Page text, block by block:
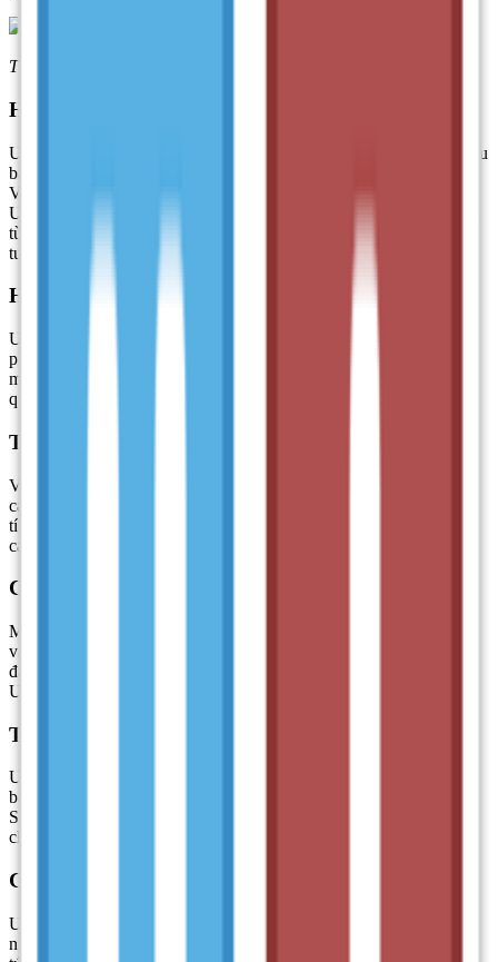
Tính năng ưu Việt phần mềm Unikey
Hỗ trợ đa dạng bảng mã tiếng Việt
UniKey không chỉ giới hạn ở bảng mã Unicode mà còn hỗ trợ nhiều
bảng mã truyền thống và đặc thù khác như: TCVN3 (ABC), VNI,
VIQR, VPS, VISCII, BK HCM1, BK HCM2, UTF-8 Literal, và
Unicode tổ hợp. Điều này giúp bạn có thể làm việc với các văn bản
từ nhiều nguồn dữ liệu khác nhau mà không gặp phải vấn đề về
tương thích hay định dạng chữ.
Hai phương pháp gõ tiếng việt phổ biến
UniKey cung cấp cho người dùng hai phương pháp gõ tiếng Việt
phổ biến là Telex và VNI. Bên cạnh đó, nếu bạn có nhu cầu, phần
mềm còn cho phép định nghĩa kiểu gõ riêng để phù hợp với thói
quen cá nhân, mang lại trải nghiệm gõ văn bản cực kỳ linh hoạt.
Tính năng gõ tắt (shortcut) tiện lợi
Với tính năng gõ tắt (shortcut), UniKey cho phép bạn định nghĩa
các từ viết tắt để soạn thảo văn bản nhanh chóng hơn. Đây là một
tính năng rất hữu ích đối với những người thường xuyên phải gõ
các từ hoặc cụm từ dài, tiết kiệm thời gian và công sức đáng kể.
Chuyển mã văn bản giữa các bảng mã
Một điểm mạnh nổi bật của UniKey chính là khả năng chuyển mã
văn bản. Tính năng này cho phép bạn dễ dàng chuyển đổi văn bản
đã sao chép giữa các bảng mã khác nhau, ví dụ như từ VNI sang
Unicode, giúp tiết kiệm thời gian chỉnh sửa định dạng văn bản.
Tự động sửa lỗi - đảm bảo văn bản chính xác
UniKey cũng trang bị tính năng tự động sửa lỗi trong một số phiên
bản, cho phép bạn khôi phục lại từ bị gõ sai bằng cách nhấn phím
Space hoặc gõ lại phím 2 lần. Điều này giúp tăng tốc độ gõ và hạn
chế các lỗi chính tả một cách tự động và thông minh.
Gọn nhẹ và dễ sử dụng
UniKey nổi bật với kích thước gọn nhẹ, chỉ là một tệp EXE duy
nhất, không cần cài đặt phức tạp, chỉ cần giải nén và chạy ngay lập